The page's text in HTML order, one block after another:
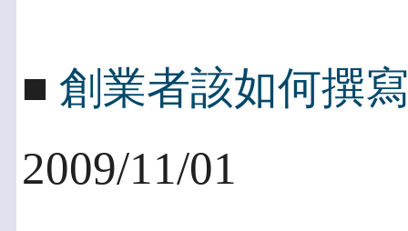
■ 創業者該如何撰
2009/11/01